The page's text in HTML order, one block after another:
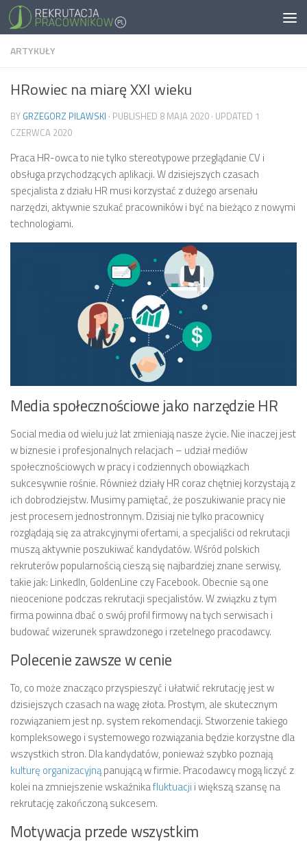
ARTYKUŁY
HRowiec na miarę XXI wieku
BY GRZEGORZ PILAWSKI · PUBLISHED 8 MAJA 2020 · UPDATED 1
CZERWCA 2020
Praca HR-owca to nie tylko stereotypowe przeglądanie CV i
obsługa przychodzących aplikacji. W dzisiejszych czasach
specjalista z działu HR musi korzystać z dużego arsenału
narzędzi, aktywnie szukać pracowników i być na bieżąco z nowymi
technologiami.
Media społecznościowe jako narzędzie HR
Social media od wielu już lat zmieniają nasze życie. Nie inaczej jest
w biznesie i profesjonalnych relacjach – udział mediów
społecznościowych w pracy i codziennych obowiązkach
sukcesywnie rośnie. Również działy HR coraz chętniej korzystają z
ich dobrodziejstw. Musimy pamiętać, że poszukiwanie pracy nie
jest procesem jednostronnym. Dzisiaj nie tylko pracownicy
rozglądają się za atrakcyjnymi ofertami, a specjaliści od rekrutacji
muszą aktywnie poszukiwać kandydatów. Wśród polskich
rekruterów popularnością cieszą się najbardziej znane serwisy,
takie jak: LinkedIn, GoldenLine czy Facebook. Obecnie są one
nieocenione podczas rekrutacji specjalistów. W związku z tym
firma powinna dbać o swój profil firmowy na tych serwisach i
budować wizerunek sprawdzonego i rzetelnego pracodawcy.
Polecenie zawsze w cenie
To, co może znacząco przyspieszyć i ułatwić rekrutację jest w
dzisiejszych czasach na wagę złota. Prostym, ale skutecznym
rozwiązaniem jest np. system rekomendacji. Stworzenie takiego
kompleksowego i systemowego rozwiązania będzie korzystne dla
wszystkich stron. Dla kandydatów, ponieważ szybko poznają
kulturę organizacyjnąpanującą w firmie. Pracodawcy mogą liczyć z
kolei na zmniejszenie wskaźnikafluktuacji i większą szansę na
rekrutację zakończoną sukcesem.
Motywacja przede wszystkim